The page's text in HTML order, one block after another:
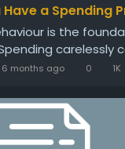
Have a Spending
is the
carelessly
6 months ago 0 1K